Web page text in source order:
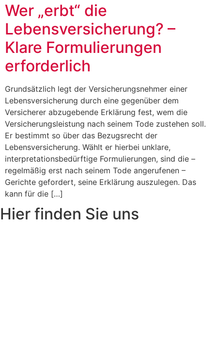
Wer „erbt“ die
Lebensversicherung? –
Klare Formulierungen
erforderlich
Grundsätzlich legt der Versicherungsnehmer einer
Lebensversicherung durch eine gegenüber dem
Versicherer abzugebende Erklärung fest, wem die
Versicherungsleistung nach seinem Tode zustehen soll.
Er bestimmt so über das Bezugsrecht der
Lebensversicherung. Wählt er hierbei unklare,
interpretationsbedürftige Formulierungen, sind die –
regelmäßig erst nach seinem Tode angerufenen –
Gerichte gefordert, seine Erklärung auszulegen. Das
kann für die […]
Hier finden Sie uns